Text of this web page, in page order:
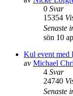
0 Svar
15354
Senaste
sön 10
Kul event med
av Michael
4 Svar
24740
Senaste